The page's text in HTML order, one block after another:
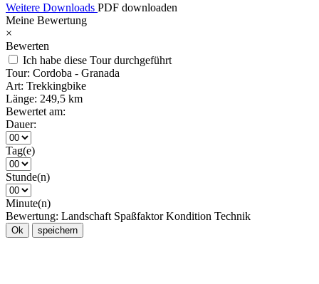
Weitere Downloads PDF downloaden
Meine Bewertung
×
Bewerten
Ich habe diese Tour durchgeführt
Tour: Cordoba - Granada
Art: Trekkingbike
Länge: 249,5 km
Bewertet am:
Dauer:
Tag(e)
Stunde(n)
Minute(n)
Bewertung: Landschaft Spaßfaktor Kondition Technik
Ok speichern